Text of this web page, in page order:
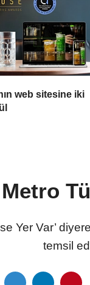
web sitesine iki
Metro
Yer Var’
temsil